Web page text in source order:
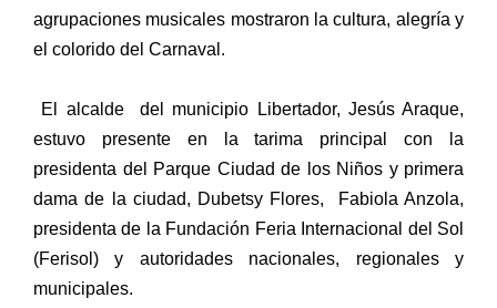
agrupaciones musicales mostraron la cultura, alegría y
el colorido del Carnaval.
El alcalde del municipio Libertador, Jesús Araque,
estuvo presente en la tarima principal con la
presidenta del Parque Ciudad de los Niños y primera
dama de la ciudad, Dubetsy Flores, Fabiola Anzola,
presidenta de la Fundación Feria Internacional del Sol
(Ferisol) y autoridades nacionales, regionales y
municipales.